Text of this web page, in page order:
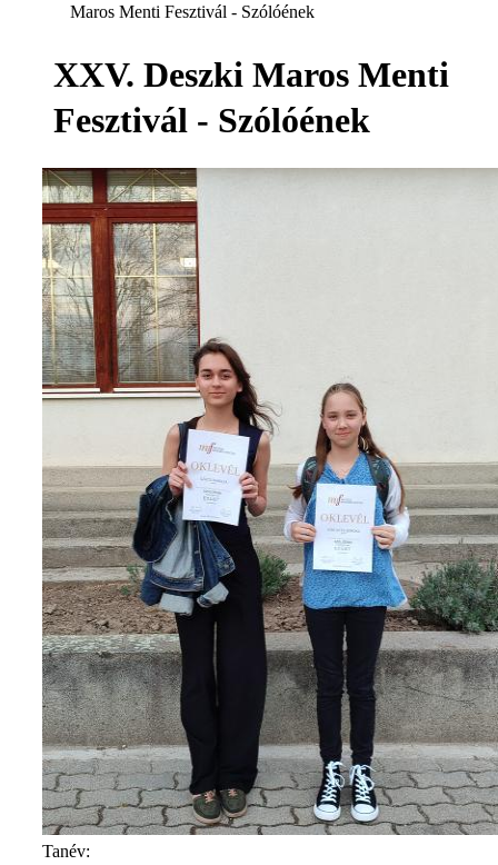
Maros Menti Fesztivál - Szólóének
XXV. Deszki Maros Menti
Fesztivál - Szólóének
Tanév: